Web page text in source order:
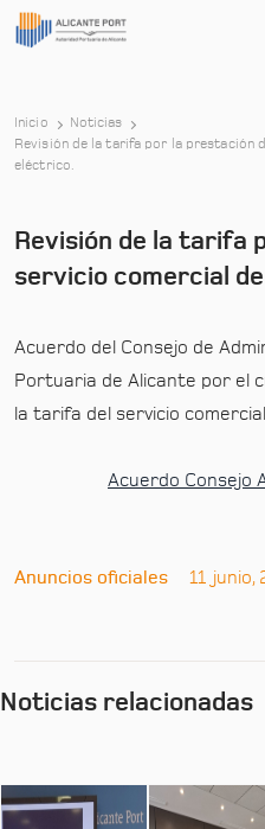
Inicio
Noticias
Revisión de la tarifa por la prestación
eléctrico.
Revisión de la tarifa
servicio comercial
Acuerdo del Consejo de
Portuaria de Alicante por el
la tarifa del servicio
Acuerdo Consejo
Anuncios oficiales 11 junio,
Noticias relacionadas